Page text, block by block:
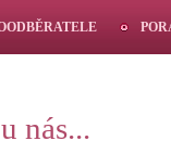
nás...